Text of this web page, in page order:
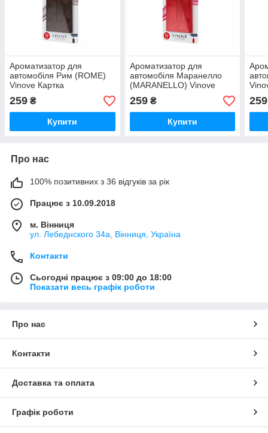
Ароматизатор для
автомобіля Рим (ROME)
Vinove Картка
259 ₴
Купити
Ароматизатор для
автомобіля Маранелло
(MARANELLO) Vinove
Карта
259₴
Купити
259
Про нас
100% позитивних з 36 відгуків за рік
Працює з 10.09.2018
м. Вінниця
ул. Лебеднского 34а, Вінниця, Україна
Контакти
Сьогодні працює з 09:00 до 18:00
Показати весь графік роботи
Про нас
Контакти
Доставка та оплата
Графік роботи